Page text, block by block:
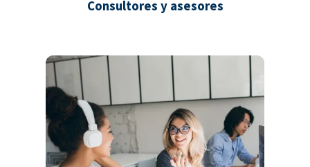
Consultores y asesores